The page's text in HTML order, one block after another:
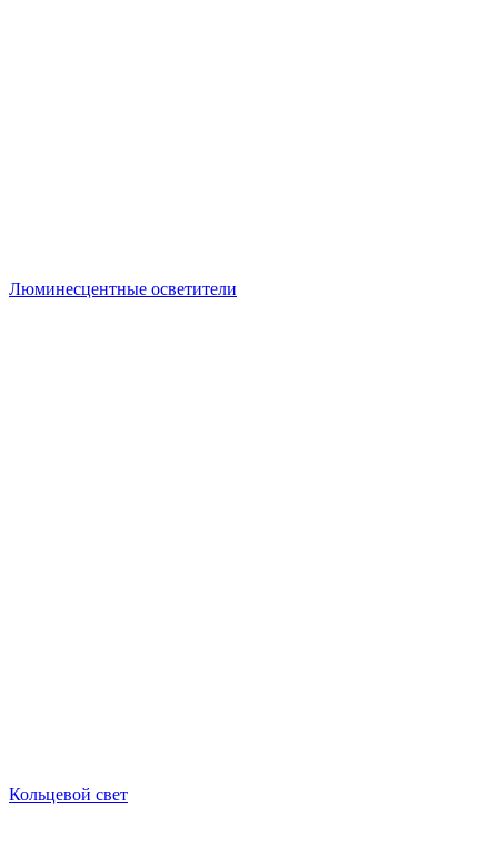
Люминесцентные осветители
Кольцевой свет